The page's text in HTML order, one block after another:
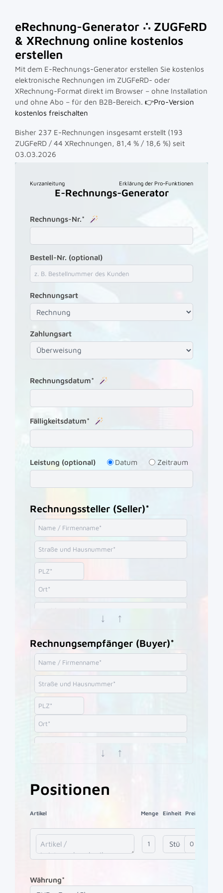
eRechnung-Generator ∴ ZUGFeRD
& XRechnung online kostenlos
erstellen
Mit dem E-Rechnungs-Generator erstellen Sie kostenlos
elektronische Rechnungen im ZUGFeRD- oder
XRechnung-Format direkt im Browser – ohne Installation
und ohne Abo – für den B2B-Bereich. 👉Pro-Version
kostenlos freischalten
Bisher 237 E-Rechnungen insgesamt erstellt (193
ZUGFeRD / 44 XRechnungen, 81,4 % / 18,6 %) seit
03.03.2026
Kurzanleitung Erklärung der Pro-Funktionen
E-Rechnungs-Generator
Rechnungs-Nr.*
Bestell-Nr. (optional)
Rechnungsart
Zahlungsart
Rechnungsdatum*
Fälligkeitsdatum*
Leistung (optional) Datum Zeitraum
Rechnungssteller (Seller)*
↓ ↑
Rechnungsempfänger (Buyer)*
↓ ↑
Positionen
Artikel Menge Einheit Preis
Währung*